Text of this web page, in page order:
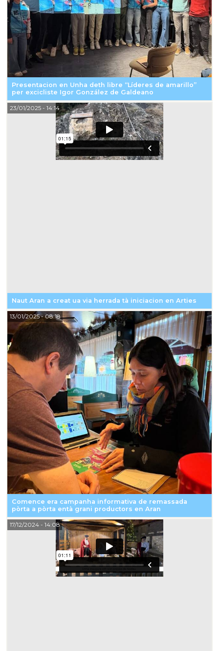
Presentacion en Unha deth libre “Líderes de amarillo”
per excicliste Igor González de Galdeano
Naut Aran a creat ua via herrada tà iniciacion en Arties
23/01/2025- 14:14
Comence era campanha informativa de remassada
pòrta a pòrta entà grani productors en Aran
13/01/2025- 08:18
17/12/2024- 14:08